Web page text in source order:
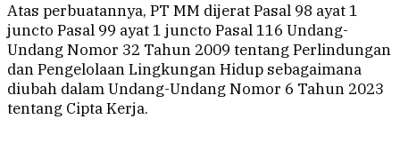
Atas perbuatannya, PT MM dijerat Pasal 98 ayat 1
juncto Pasal 99 ayat 1 juncto Pasal 116 Undang-
Undang Nomor 32 Tahun 2009 tentang Perlindungan
dan Pengelolaan Lingkungan Hidup sebagaimana
diubah dalam Undang-Undang Nomor 6 Tahun 2023
tentang Cipta Kerja.